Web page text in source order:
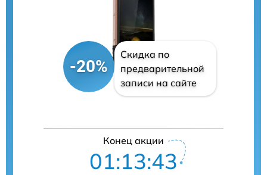
-20%
Скидка по
предварительной
записи на сайте
Конец акции
01:13:42